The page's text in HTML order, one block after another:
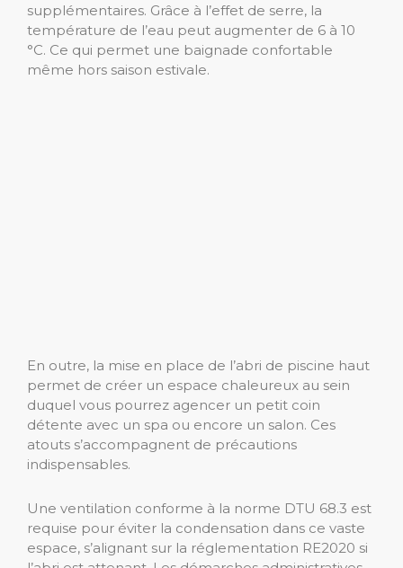
supplémentaires. Grâce à l’effet de serre, la
température de l’eau peut augmenter de 6 à 10
°C. Ce qui permet une baignade confortable
même hors saison estivale.
En outre, la mise en place de l’abri de piscine haut
permet de créer un espace chaleureux au sein
duquel vous pourrez agencer un petit coin
détente avec un spa ou encore un salon. Ces
atouts s’accompagnent de précautions
indispensables.
Une ventilation conforme à la norme DTU 68.3 est
requise pour éviter la condensation dans ce vaste
espace, s’alignant sur la réglementation RE2020 si